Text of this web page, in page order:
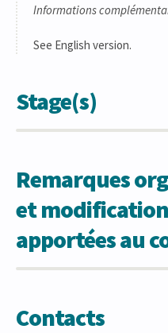
Informations
See English version.
Stage(s)
Remarques
et
apportées au
Contacts